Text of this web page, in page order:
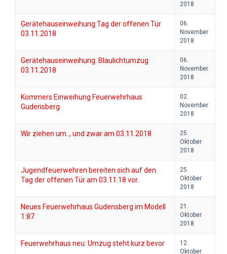
2018
Gerätehauseinweihung:Tag der offenen Tür
03.11.2018
06.
November
2018
Gerätehauseinweihung: Blaulichtumzug
03.11.2018
06.
November
2018
Kommers Einweihung Feuerwehrhaus
Gudensberg
02.
November
2018
Wir ziehen um.., und zwar am 03.11.2018
25.
Oktober
2018
Jugendfeuerwehren bereiten sich auf den
Tag der offenen Tür am 03.11.18 vor.
25.
Oktober
2018
Neues Feuerwehrhaus Gudensberg im Modell
1:87
21.
Oktober
2018
Feuerwehrhaus neu: Umzug steht kurz bevor
12.
Oktober